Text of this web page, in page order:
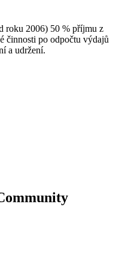
roku 2006) 50 % příjmu z
činnosti po odpočtu výdajů
a udržení.